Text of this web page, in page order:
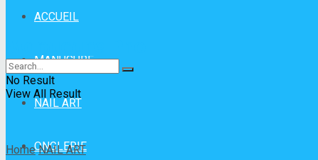
ACCUEIL
MANUCURE
NAIL ART
ONGLERIE
No Result
View All Result
Home NAIL ART